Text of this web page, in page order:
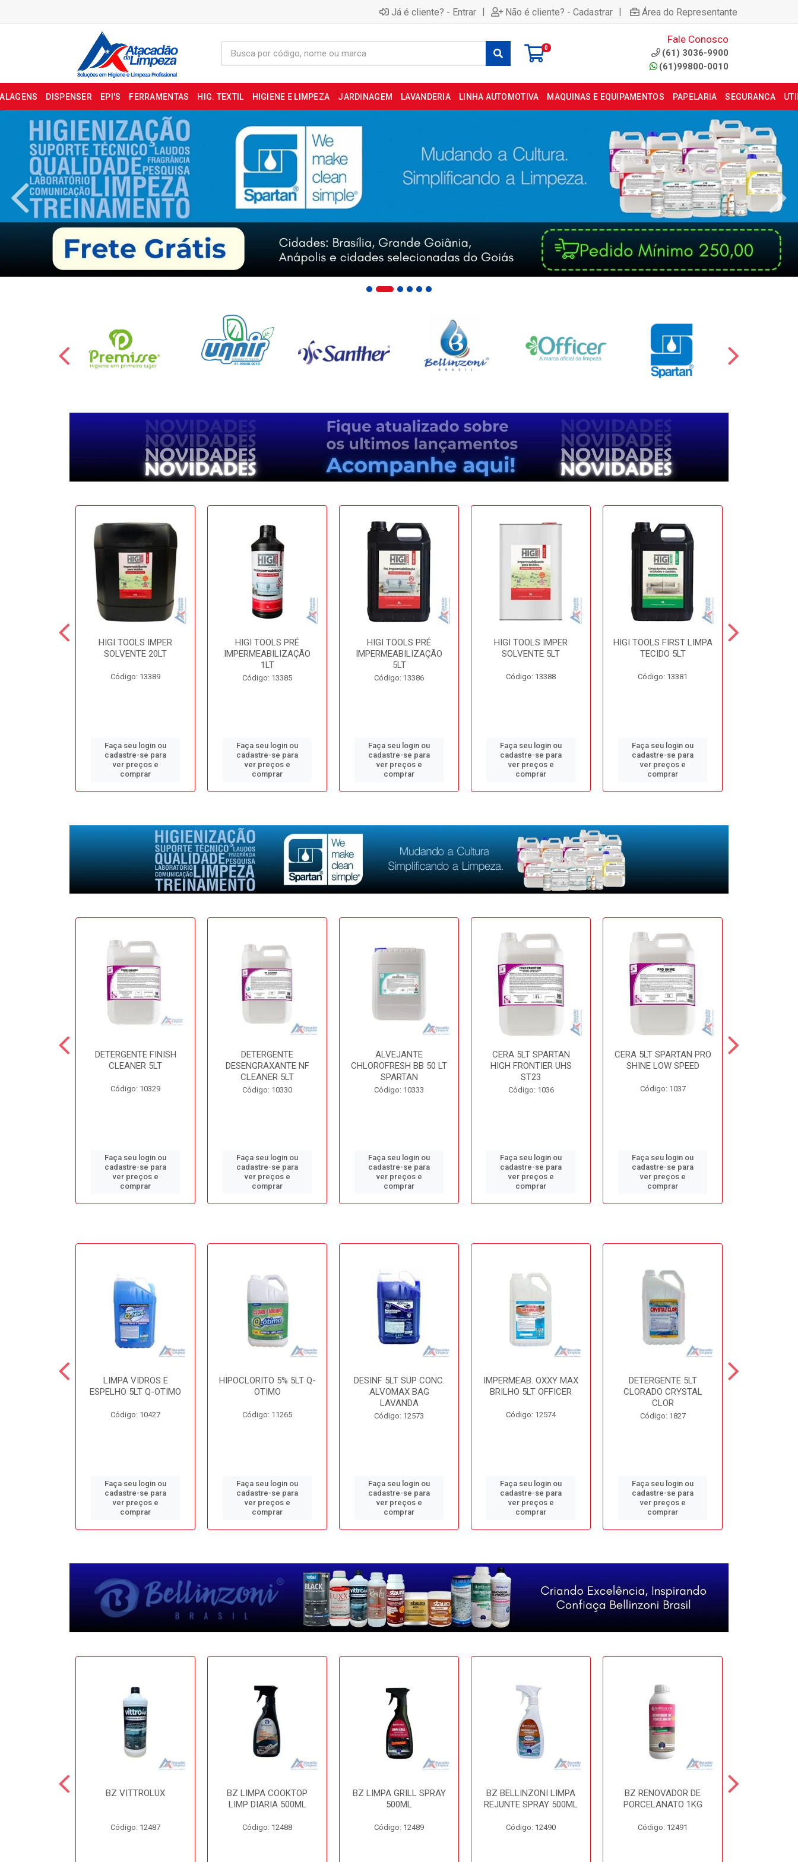
Já é cliente? - Entrar | Não é cliente? - Cadastrar | Área do Representante
0
Fale Conosco
(61) 3036-9900
(61)99800-0010
DISPENSER EPI'S FERRAMENTAS HIG. TEXTIL HIGIENE E LIMPEZA JARDINAGEM LAVANDERIA LINHA AUTOMOTIVA MAQUINAS E EQUIPAMENTOS PAPELARIA SEGURANCA
HIGI TOOLS IMPER
SOLVENTE 20LT
Código: 13389
Faça seu login ou
cadastre-se para
ver preços e
comprar
HIGI TOOLS PRÉ
IMPERMEABILIZAÇÃO
1LT
Código: 13385
Faça seu login ou
cadastre-se para
ver preços e
comprar
HIGI TOOLS PRÉ
IMPERMEABILIZAÇÃO
5LT
Código: 13386
Faça seu login ou
cadastre-se para
ver preços e
comprar
HIGI TOOLS IMPER
SOLVENTE 5LT
Código: 13388
Faça seu login ou
cadastre-se para
ver preços e
comprar
HIGI TOOLS FIRST LIMPA
TECIDO 5LT
Código: 13381
Faça seu login ou
cadastre-se para
ver preços e
comprar
DETERGENTE FINISH
CLEANER 5LT
Código: 10329
Faça seu login ou
cadastre-se para
ver preços e
comprar
DETERGENTE
DESENGRAXANTE NF
CLEANER 5LT
Código: 10330
Faça seu login ou
cadastre-se para
ver preços e
comprar
ALVEJANTE
CHLOROFRESH BB 50 LT
SPARTAN
Código: 10333
Faça seu login ou
cadastre-se para
ver preços e
comprar
CERA 5LT SPARTAN
HIGH FRONTIER UHS
ST23
Código: 1036
Faça seu login ou
cadastre-se para
ver preços e
comprar
CERA 5LT SPARTAN PRO
SHINE LOW SPEED
Código: 1037
Faça seu login ou
cadastre-se para
ver preços e
comprar
LIMPA VIDROS E
ESPELHO 5LT Q-OTIMO
Código: 10427
Faça seu login ou
cadastre-se para
ver preços e
comprar
HIPOCLORITO 5% 5LT Q-
OTIMO
Código: 11265
Faça seu login ou
cadastre-se para
ver preços e
comprar
DESINF 5LT SUP CONC.
ALVOMAX BAG
LAVANDA
Código: 12573
Faça seu login ou
cadastre-se para
ver preços e
comprar
IMPERMEAB. OXXY MAX
BRILHO 5LT OFFICER
Código: 12574
Faça seu login ou
cadastre-se para
ver preços e
comprar
DETERGENTE 5LT
CLORADO CRYSTAL
CLOR
Código: 1827
Faça seu login ou
cadastre-se para
ver preços e
comprar
BZ VITTROLUX
Código: 12487
BZ LIMPA COOKTOP
LIMP DIARIA 500ML
Código: 12488
BZ LIMPA GRILL SPRAY
500ML
Código: 12489
BZ BELLINZONI LIMPA
REJUNTE SPRAY 500ML
Código: 12490
BZ RENOVADOR DE
PORCELANATO 1KG
Código: 12491